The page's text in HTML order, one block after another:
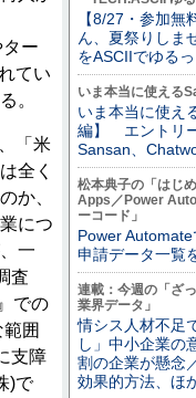
ー
てい
。
「米
全く
か、
につ
一
査
での
囲
支障
)で
【8/27・参加無
ん、夏祭りしま
をASCIIでゆる
いま本当に使える
いま本当に使え
編】 エントリ
Sansan、
松本典子の「はじ
Apps／Power
ーコード」
Power
申請データ一覧
連載：今週の「ざ
業界データ」
情シス人材不足
し」中小企業の
割の企業が懸念
効果的方法、ほ